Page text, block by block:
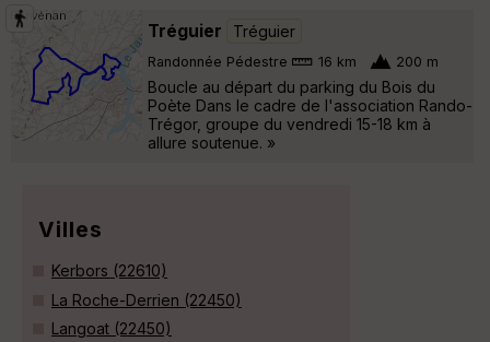
Tréguier Tréguier
Randonnée Pédestre 16 km 200 m
Boucle au départ du parking du Bois du
Poète Dans le cadre de l'association Rando-
Trégor, groupe du vendredi 15-18 km à
allure soutenue. »
Villes
Kerbors (22610)
La Roche-Derrien (22450)
Langoat (22450)